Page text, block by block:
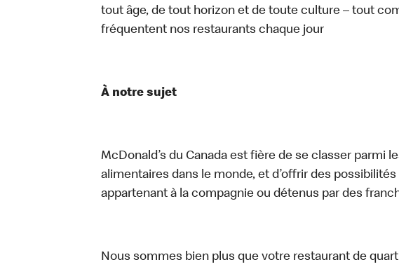
tout âge, de tout horizon et de toute culture – tout
fréquentent nos restaurants chaque jour
À notre sujet
McDonald’s du Canada est fière de se classer parmi
alimentaires dans le monde, et d’offrir des
appartenant à la compagnie ou détenus par des
Nous sommes bien plus que votre restaurant de